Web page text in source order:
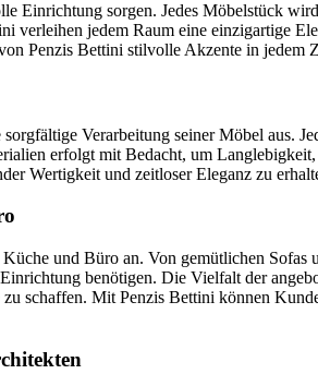
Einrichtung sorgen. Jedes Möbelstück
verleihen jedem Raum eine einzigartige
Penzis Bettini stilvolle Akzente in jedem
Verarbeitung seiner Möbel aus.
erfolgt mit Bedacht, um
Wertigkeit und zeitloser Eleganz zu
und Büro an. Von gemütlichen
benötigen. Die Vielfalt der
schaffen. Mit Penzis Bettini können